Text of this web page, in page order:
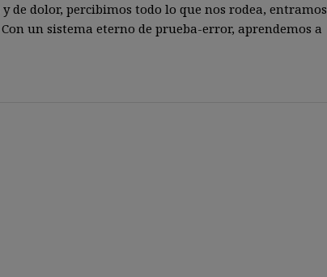
de dolor, percibimos todo lo que nos rodea, entramos
un sistema eterno de prueba-error, aprendemos a